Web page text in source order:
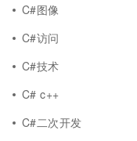
C#图像
C#访问
C#技术
C# c++
C#二次开发